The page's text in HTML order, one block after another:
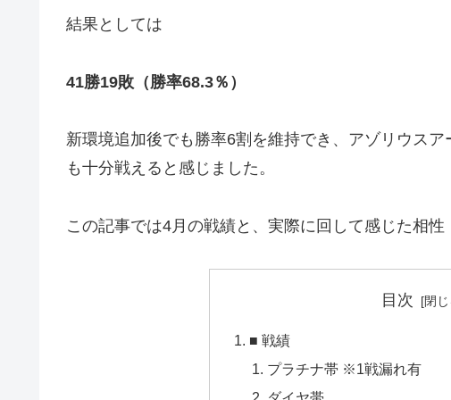
結果としては
41勝19敗（勝率68.3％）
新環境追加後でも勝率6割を維持でき、アゾリウス
も十分戦えると感じました。
この記事では4月の戦績と、実際に回して感じた相性
目次
■ 戦績
プラチナ帯 ※1戦漏れ有